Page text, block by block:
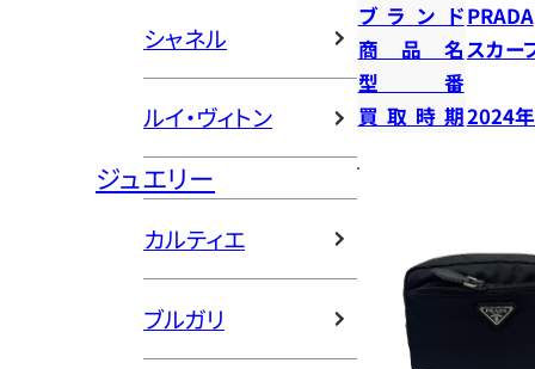
シャネル
ルイ・ヴィトン
ジュエリー
カルティエ
ブルガリ
ブランドPRADA
商品名スカー
型番
買取時期2024